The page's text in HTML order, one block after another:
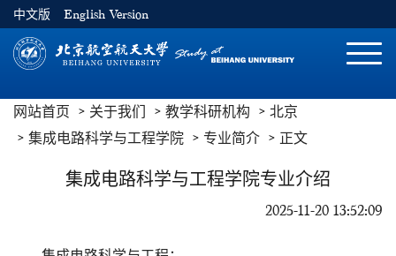
中文版 English Version
切
网站首页 关于我们 教学科研机构
北京
集成电路科学与工程学院
专业简介 正文
集成电路科学与工程学院专业介绍
2025-11-20 13:52:09